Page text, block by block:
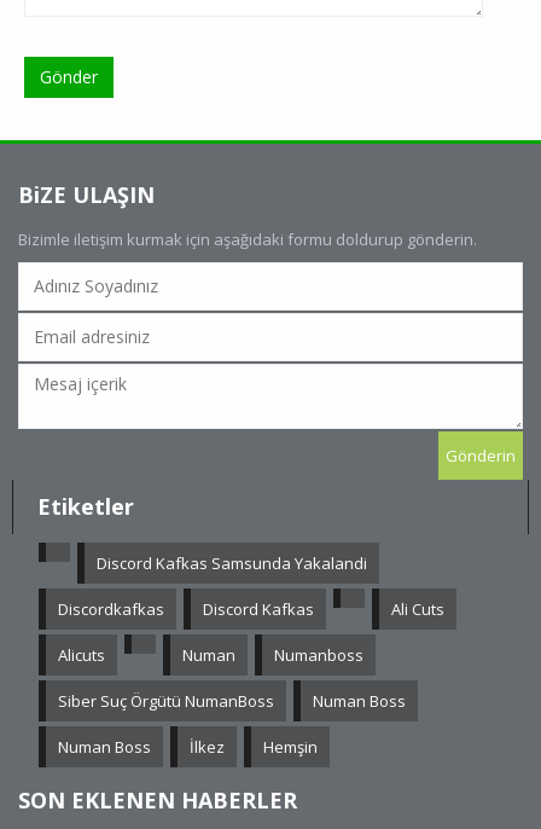
BiZE ULAŞIN
Bizimle iletişim kurmak için aşağıdaki formu doldurup gönderin.
Etiketler
Discord Kafkas Samsunda Yakalandi
Discordkafkas Discord Kafkas Ali Cuts
Alicuts Numan Numanboss
Siber Suç Örgütü NumanBoss Numan Boss
Numan Boss İlkez Hemşin
SON EKLENEN HABERLER